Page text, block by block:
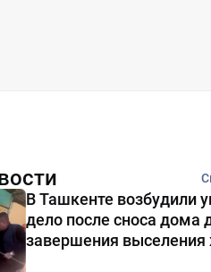
В Ташкенте возбудили
дело после сноса дома
завершения
видео